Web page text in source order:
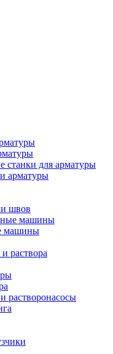
станки для арматуры
арматуры
швов
машины
машины
раствора
растворонасосы